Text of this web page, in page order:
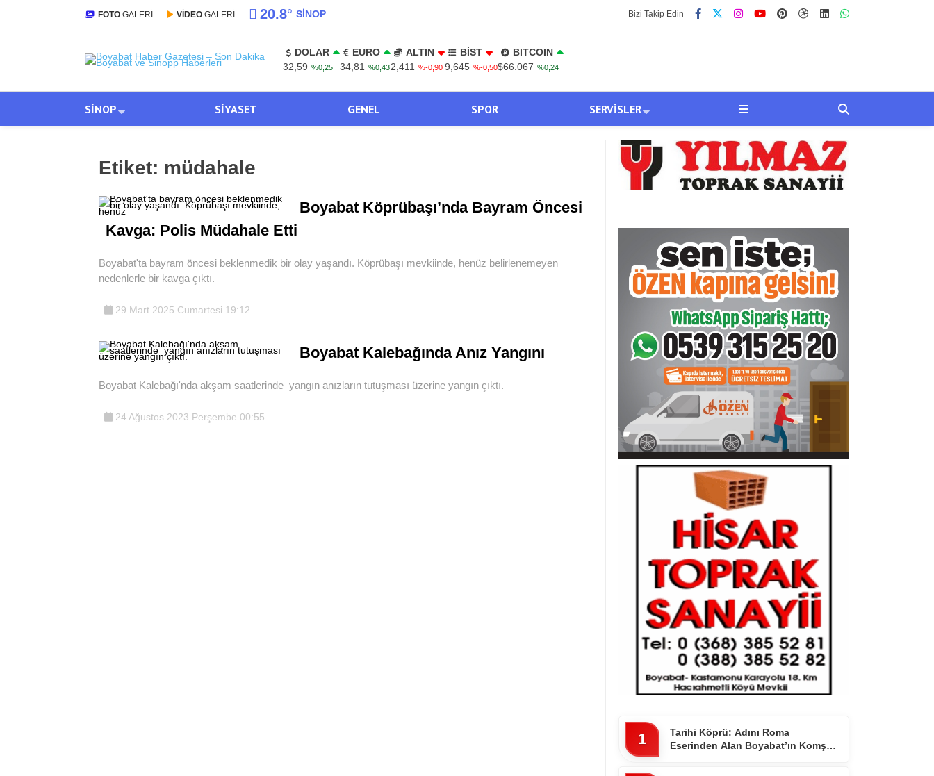
Sinop
Siyaset
Genel
Spor
Servisler
WhatsApp İhbar
FOTO GALERİ VİDEO GALERİ 20.8° SINOP Bizi Takip Edin
DOLAR
32,59 %0,25
EURO
34,81
%0,43
ALTIN
2,411
%-0,90
BİST
9,645 %-0,50
BITCOIN
$66.067 %0,24
SINOP SIYASET GENEL SPOR SERVISLER
Etiket: müdahale
Boyabat Köprübaşı’nda Bayram Öncesi
Kavga: Polis Müdahale Etti
Boyabat'ta bayram öncesi beklenmedik bir olay yaşandı. Köprübaşı mevkiinde, henüz belirlenemeyen
nedenlerle bir kavga çıktı.
29 Mart 2025 Cumartesi 19:12
Boyabat Kalebağında Anız Yangını
Boyabat Kalebağı'nda akşam saatlerinde yangın anızların tutuşması üzerine yangın çıktı.
24 Ağustos 2023 Perşembe 00:55
1
Tarihi Köprü: Adını Roma
Eserinden Alan Boyabat’ın Komşu